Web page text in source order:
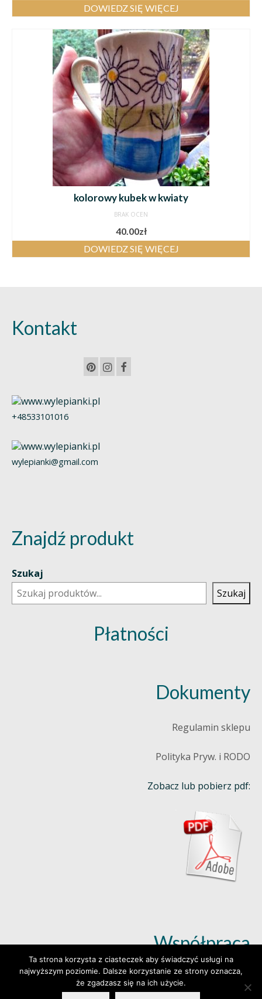
DOWIEDZ SIĘ WIĘCEJ
kolorowy kubek w kwiaty
BRAK OCEN
40.00zł
DOWIEDZ SIĘ WIĘCEJ
Kontakt
+48533101016
wylepianki@gmail.com
Znajdź produkt
Szukaj
Szukaj
Płatności
Dokumenty
Regulamin sklepu
Polityka Pryw. i RODO
Zobacz lub pobierz pdf:
Współpraca
Dowiedz się więcej (klik)
Ta strona korzysta z ciasteczek aby świadczyć usługi na
najwyższym poziomie. Dalsze korzystanie ze strony oznacza,
że zgadzasz się na ich użycie.